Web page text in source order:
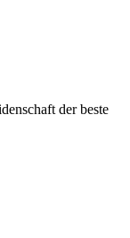
der beste